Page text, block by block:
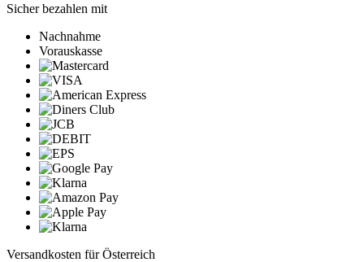
Sicher bezahlen mit
Nachnahme
Vorauskasse
Versandkosten für Österreich